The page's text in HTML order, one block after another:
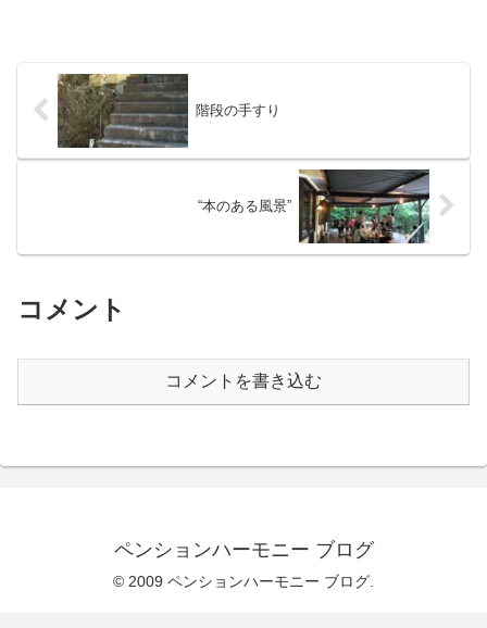
階段の手すり
“本のある風景”
コメント
コメントを書き込む
ペンションハーモニー ブログ
© 2009 ペンションハーモニー ブログ.